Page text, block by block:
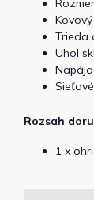
Trieda
Uhol
Rozsah
1 x